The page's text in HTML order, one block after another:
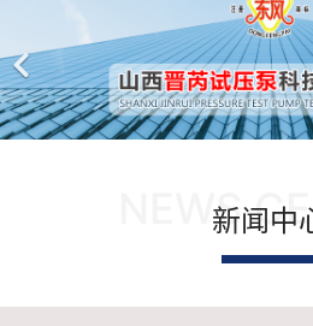
关于我们
新闻中心
NEWS新闻中